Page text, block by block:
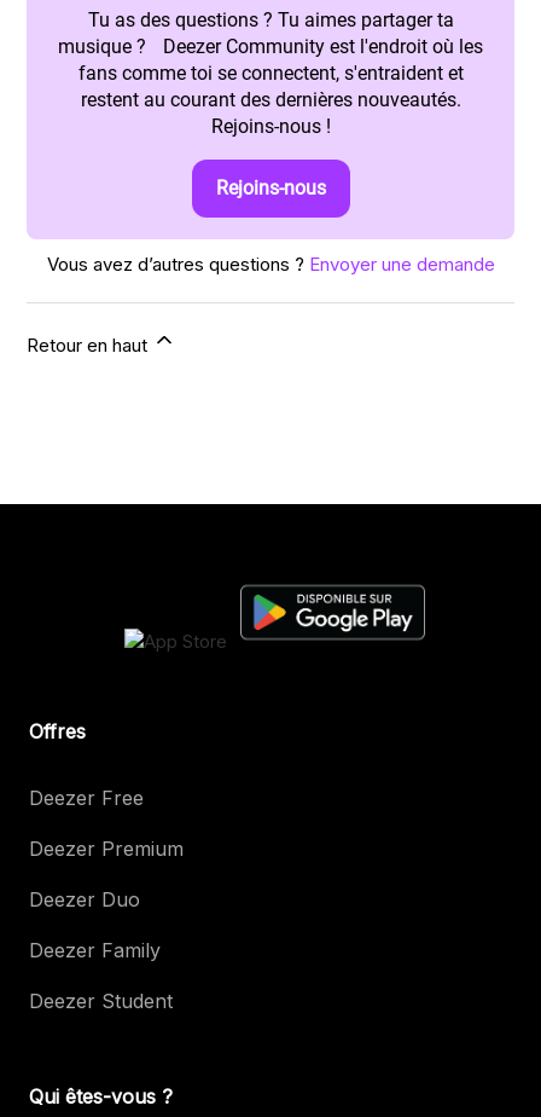
Tu as des questions ? Tu aimes partager ta
musique ? Deezer Community est l'endroit où les
fans comme toi se connectent, s'entraident et
restent au courant des dernières nouveautés.
Rejoins-nous !
Rejoins-nous
Vous avez d’autres questions ? Envoyer une demande
Retour en haut
Offres
Deezer Free
Deezer Premium
Deezer Duo
Deezer Family
Deezer Student
Qui êtes-vous ?